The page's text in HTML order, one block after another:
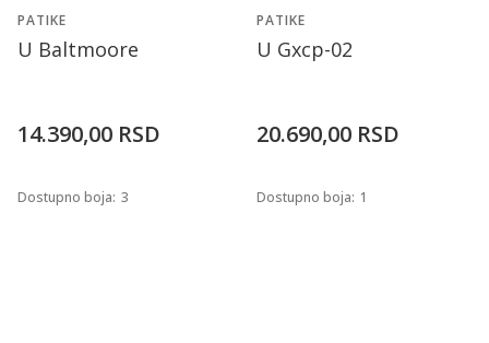
PATIKE
U Baltmoore
14.390,00 RSD
Dostupno boja: 3
PATIKE
U Gxcp-02
20.690,00 RSD
Dostupno boja: 1